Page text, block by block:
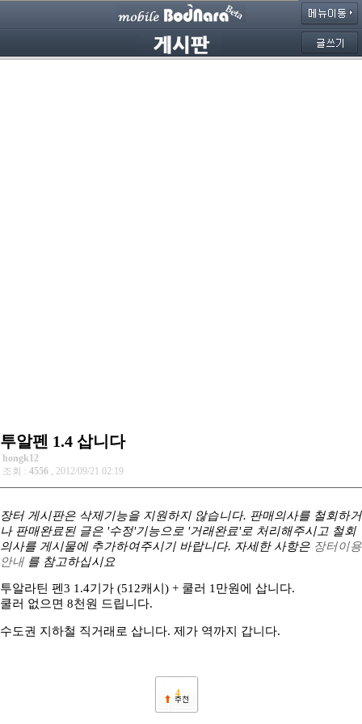
투알펜 1.4 삽니다
hongk12
조회 : 4556 , 2012/09/21 02:19
장터 게시판은 삭제기능을 지원하지 않습니다. 판매의사를 철회하거
나 판매완료된 글은 '수정'기능으로 '거래완료'로 처리해주시고 철회
의사를 게시물에 추가하여주시기 바랍니다. 자세한 사항은 장터이용
안내 를 참고하십시요
투알라틴 펜3 1.4기가 (512캐시) + 쿨러 1만원에 삽니다.
쿨러 없으면 8천원 드립니다.
수도권 지하철 직거래로 삽니다. 제가 역까지 갑니다.
4